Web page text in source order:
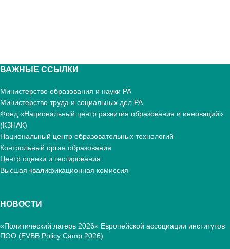
ВАЖНЫЕ ССЫЛКИ
Министерство образования и науки РА
Министерство труда и социальных дел РА
Фонд «Национальный центр развития образования и инноваций»
(КЗНАК)
Национальный центр образовательных технологий
Контрольный орган образования
Центр оценки и тестирования
Высшая квалификационная комиссия
НОВОСТИ
«Политический лагерь 2026» Европейской ассоциации институтов
ПОО (EVBB Policy Camp 2026)